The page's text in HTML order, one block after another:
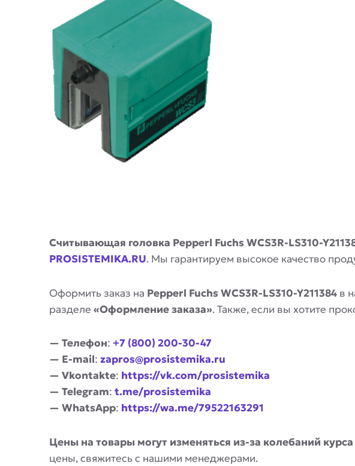
Считывающая головка Pepperl Fuchs WCS3R-LS310-
PROSISTEMIKA.RU. Мы гарантируем высокое качество
Оформить заказ на Pepperl Fuchs WCS3R-LS310-Y211384 в
разделе «Оформление заказа». Также, если вы хотите
— Телефон: +7 (800) 200-30-47
— E-mail: zapros@prosistemika.ru
— Vkontakte: https://vk.com/prosistemika
— Telegram: t.me/prosistemika
— WhatsApp: https://wa.me/79522163291
Цены на товары могут изменяться из-за колебаний
цены, свяжитесь с нашими менеджерами.